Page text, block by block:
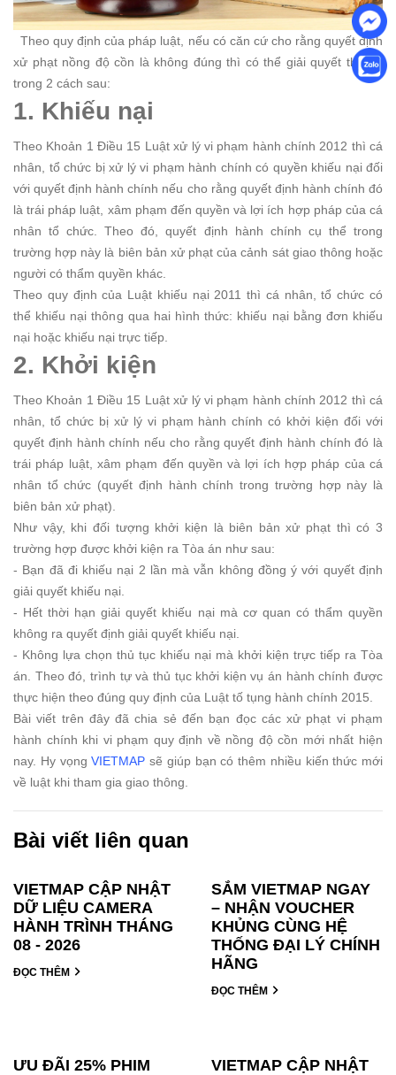
Theo quy định của pháp luật, nếu có căn cứ cho rằng quyết định
xử phạt nồng độ cồn là không đúng thì có thể giải quyết theo 1
trong 2 cách sau:
1. Khiếu nại
Theo Khoản 1 Điều 15 Luật xử lý vi phạm hành chính 2012 thì cá
nhân, tổ chức bị xử lý vi phạm hành chính có quyền khiếu nại đối
với quyết định hành chính nếu cho rằng quyết định hành chính đó
là trái pháp luật, xâm phạm đến quyền và lợi ích hợp pháp của cá
nhân tổ chức. Theo đó, quyết định hành chính cụ thể trong
trường hợp này là biên bản xử phạt của cảnh sát giao thông hoặc
người có thẩm quyền khác.
Theo quy định của Luật khiếu nại 2011 thì cá nhân, tổ chức có
thể khiếu nại thông qua hai hình thức: khiếu nại bằng đơn khiếu
nại hoặc khiếu nại trực tiếp.
2. Khởi kiện
Theo Khoản 1 Điều 15 Luật xử lý vi phạm hành chính 2012 thì cá
nhân, tổ chức bị xử lý vi phạm hành chính có khởi kiện đối với
quyết định hành chính nếu cho rằng quyết định hành chính đó là
trái pháp luật, xâm phạm đến quyền và lợi ích hợp pháp của cá
nhân tổ chức (quyết định hành chính trong trường hợp này là
biên bản xử phạt).
Như vậy, khi đối tượng khởi kiện là biên bản xử phạt thì có 3
trường hợp được khởi kiện ra Tòa án như sau:
- Bạn đã đi khiếu nại 2 lần mà vẫn không đồng ý với quyết định
giải quyết khiếu nại.
- Hết thời hạn giải quyết khiếu nại mà cơ quan có thẩm quyền
không ra quyết định giải quyết khiếu nại.
- Không lựa chọn thủ tục khiếu nại mà khởi kiện trực tiếp ra Tòa
án. Theo đó, trình tự và thủ tục khởi kiện vụ án hành chính được
thực hiện theo đúng quy định của Luật tố tụng hành chính 2015.
Bài viết trên đây đã chia sẻ đến bạn đọc các xử phạt vi phạm
hành chính khi vi phạm quy định về nồng độ cồn mới nhất hiện
nay. Hy vọngVIETMAP sẽ giúp bạn có thêm nhiều kiến thức mới
về luật khi tham gia giao thông.
Bài viết liên quan
VIETMAP CẬP NHẬT
DỮ LIỆU CAMERA
HÀNH TRÌNH THÁNG
08 - 2026
ĐỌC THÊM
SẮM VIETMAP NGAY
– NHẬN VOUCHER
KHỦNG CÙNG HỆ
THỐNG ĐẠI LÝ CHÍNH
HÃNG
ĐỌC THÊM
ƯU ĐÃI 25% PHIM VIETMAP CẬP NHẬT